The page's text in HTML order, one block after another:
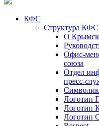
КФС
Структура КФС
О
Офис-
союза
Отдел
пресс-
Логотип
Логотип
Логотип